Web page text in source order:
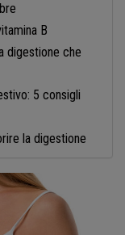
B
digestione che
5 consigli
la digestione